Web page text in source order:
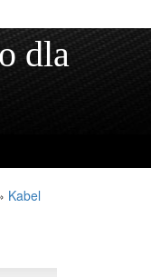
KANTORY
dla
Kabel